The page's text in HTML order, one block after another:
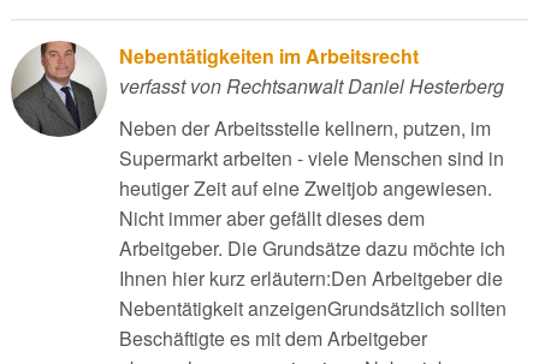
Nebentätigkeiten im Arbeitsrecht
verfasst von Rechtsanwalt Daniel Hesterberg
Neben der Arbeitsstelle kellnern, putzen, im
Supermarkt arbeiten - viele Menschen sind in
heutiger Zeit auf eine Zweitjob angewiesen.
Nicht immer aber gefällt dieses dem
Arbeitgeber. Die Grundsätze dazu möchte ich
Ihnen hier kurz erläutern:Den Arbeitgeber die
Nebentätigkeit anzeigenGrundsätzlich sollten
Beschäftigte es mit dem Arbeitgeber